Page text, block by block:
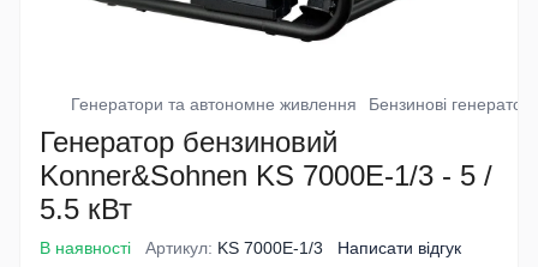
Генератори та автономне живлення Бензинові
Генератор бензиновий
Konner&Sohnen KS 7000E-1/3 - 5 /
5.5 кВт
В наявності Артикул: KS 7000E-1/3 Написати відгук